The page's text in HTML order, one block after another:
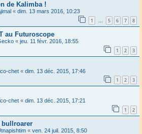
de Kalimba !
« dim. 13 mars 2016, 10:23
1 … 5 6 7 8
au Futuroscope
« jeu. 11 févr. 2016, 18:55
1 2 3
chet « dim. 13 déc. 2015, 17:46
1 2 3
chet « dim. 13 déc. 2015, 17:21
1 2
bullroarer
« ven. 24 juil. 2015, 8:50